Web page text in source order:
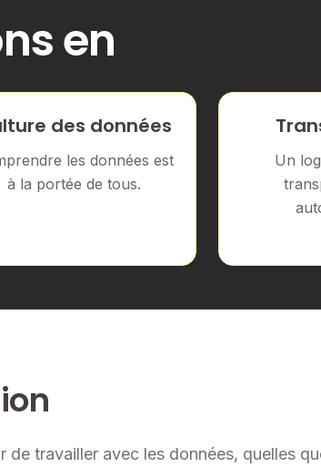
en
des données
les données est
à la portée de tous.
Un
travailler avec les données, quelles